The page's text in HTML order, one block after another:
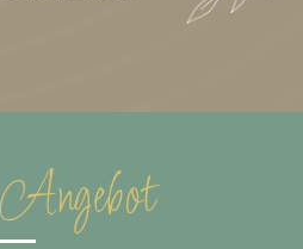
Angebot